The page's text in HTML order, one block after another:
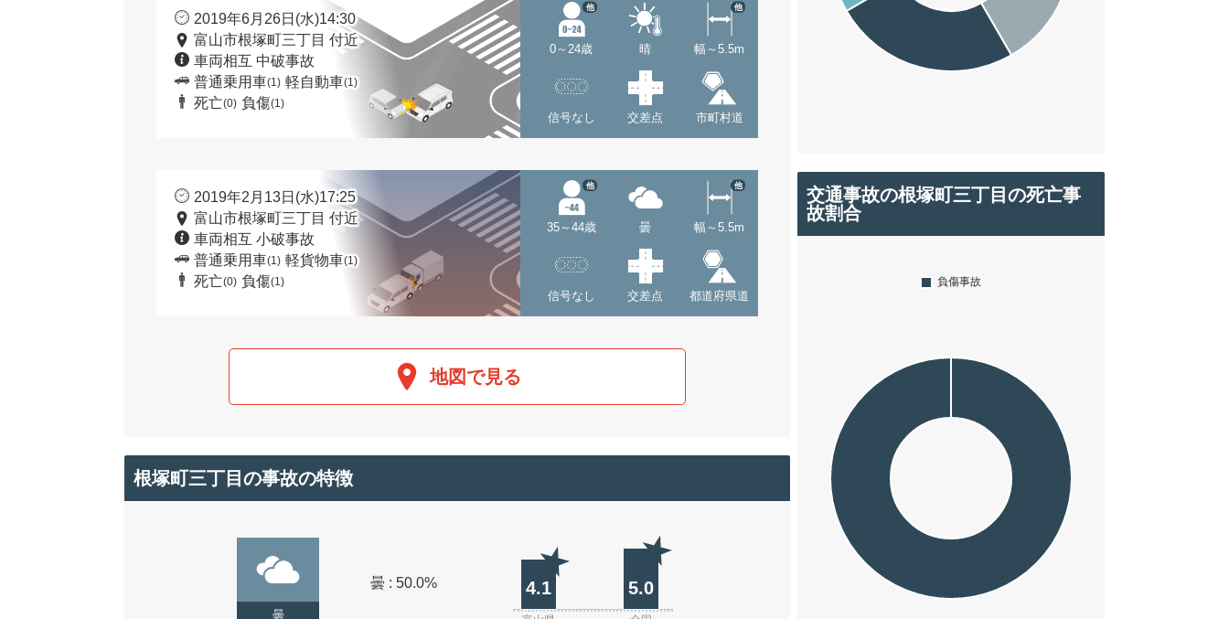
2019年6月26日(水)14:30
富山市根塚町三丁目 付近
車両相互 中破事故
普通乗用車(1) 軽自動車(1)
死亡(0) 負傷(1)
0～24歳
他
晴 幅～5.5m
他
信号なし 交差点 市町村道
2019年2月13日(水)17:25
富山市根塚町三丁目 付近
車両相互 小破事故
普通乗用車(1) 軽貨物車(1)
死亡(0) 負傷(1)
35～44歳
他
曇 幅～5.5m
他
信号なし 交差点 都道府県道
地図で見る
根塚町三丁目の事故の特徴
曇
曇 : 50.0% 4.1 5.0
交通事故の根塚町三丁目の死亡事
故割合